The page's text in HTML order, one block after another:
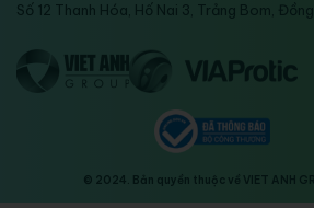
Số 12 Thanh Hóa, Hố Nai 3, Trảng Bom,
© 2024. Bản quyền thuộc về VIET ANH